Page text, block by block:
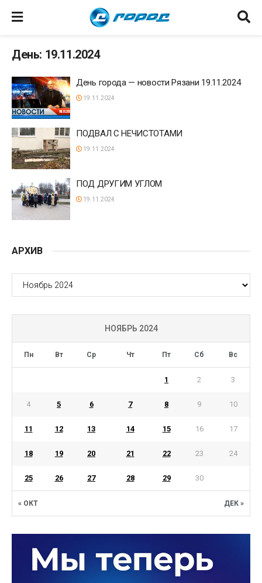
День: 19.11.2024
День города — новости Рязани 19.11.2024
19.11.2024
ПОДВАЛ С НЕЧИСТОТАМИ
19.11.2024
ПОД ДРУГИМ УГЛОМ
19.11.2024
АРХИВ
АРХИВ
НОЯБРЬ 2024
Пн Вт Ср Чт Пт Сб Вс
« ОКТ ДЕК »
1 2 3
4 5 6 7 8 9 10
11 12 13 14 15 16 17
18 19 20 21 22 23 24
25 26 27 28 29 30